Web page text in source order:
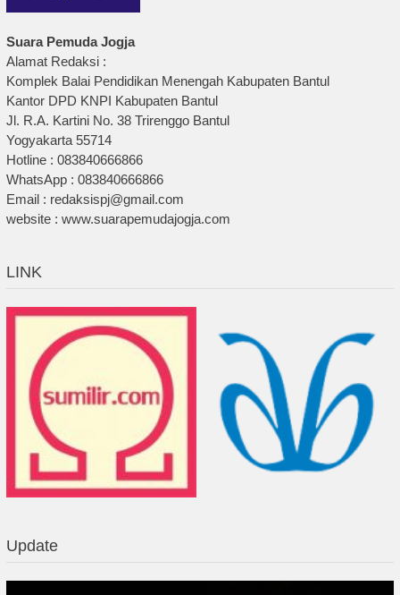
Suara Pemuda Jogja
Alamat Redaksi :
Komplek Balai Pendidikan Menengah Kabupaten Bantul
Kantor DPD KNPI Kabupaten Bantul
Jl. R.A. Kartini No. 38 Trirenggo Bantul
Yogyakarta 55714
Hotline : 083840666866
WhatsApp : 083840666866
Email : redaksispj@gmail.com
website : www.suarapemudajogja.com
LINK
Update